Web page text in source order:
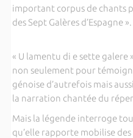
important corpus de chants
des Sept Galères d’Espagne ».
« U lamentu di e sette
non seulement pour
génoise d’autrefois mais
la narration chantée du
Mais la légende interroge
qu’elle rapporte mobilise